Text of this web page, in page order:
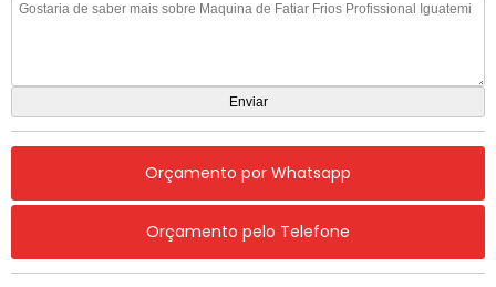
Orçamento por Whatsapp
Orçamento pelo Telefone